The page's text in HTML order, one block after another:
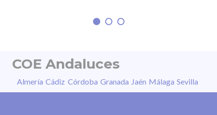
todo su potencial a la generación de
COE Andaluces
Almería Cádiz Córdoba Granada Jaén Málaga Sevilla